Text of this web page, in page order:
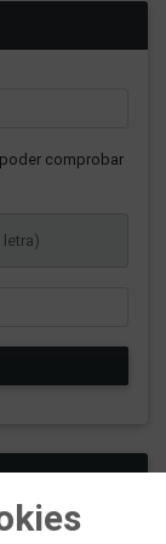
comprobar